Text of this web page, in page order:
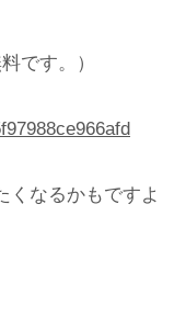
です。）
くなるかもですよ